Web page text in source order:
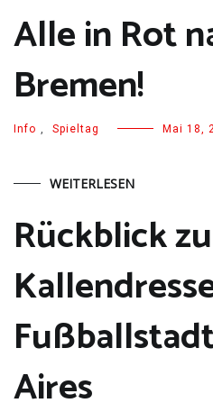
Alle in Rot
Bremen!
Info , Spieltag Mai 18,
WEITERLESEN
Rückblick zu
Aires